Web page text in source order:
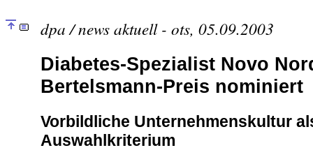
dpa / news aktuell - ots, 05.09.2003
Diabetes-Spezialist Novo
Bertelsmann-Preis nominiert
Vorbildliche Unternehmenskultur
Auswahlkriterium